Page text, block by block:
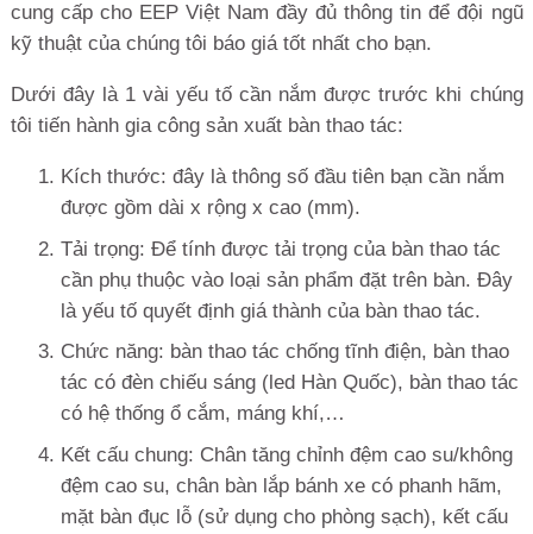
cung cấp cho EEP Việt Nam đầy đủ thông tin để đội ngũ
kỹ thuật của chúng tôi báo giá tốt nhất cho bạn.
Dưới đây là 1 vài yếu tố cần nắm được trước khi chúng
tôi tiến hành gia công sản xuất bàn thao tác:
Kích thước: đây là thông số đầu tiên bạn cần nắm
được gồm dài x rộng x cao (mm).
Tải trọng: Để tính được tải trọng của bàn thao tác
cần phụ thuộc vào loại sản phẩm đặt trên bàn. Đây
là yếu tố quyết định giá thành của bàn thao tác.
Chức năng: bàn thao tác chống tĩnh điện, bàn thao
tác có đèn chiếu sáng (led Hàn Quốc), bàn thao tác
có hệ thống ổ cắm, máng khí,…
Kết cấu chung: Chân tăng chỉnh đệm cao su/không
đệm cao su, chân bàn lắp bánh xe có phanh hãm,
mặt bàn đục lỗ (sử dụng cho phòng sạch), kết cấu